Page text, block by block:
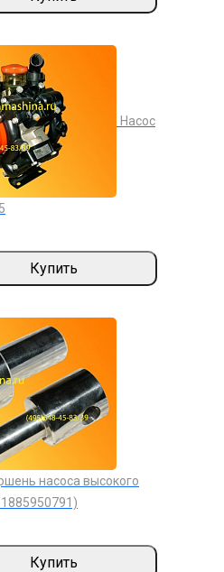
Насос
Купить
насоса высокого
Купить